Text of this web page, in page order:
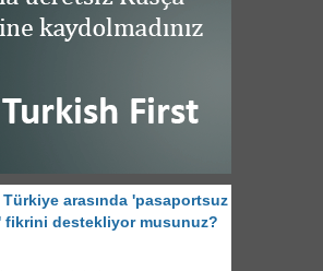
Türkiye arasında 'pasaportsuz
fikrini destekliyor musunuz?